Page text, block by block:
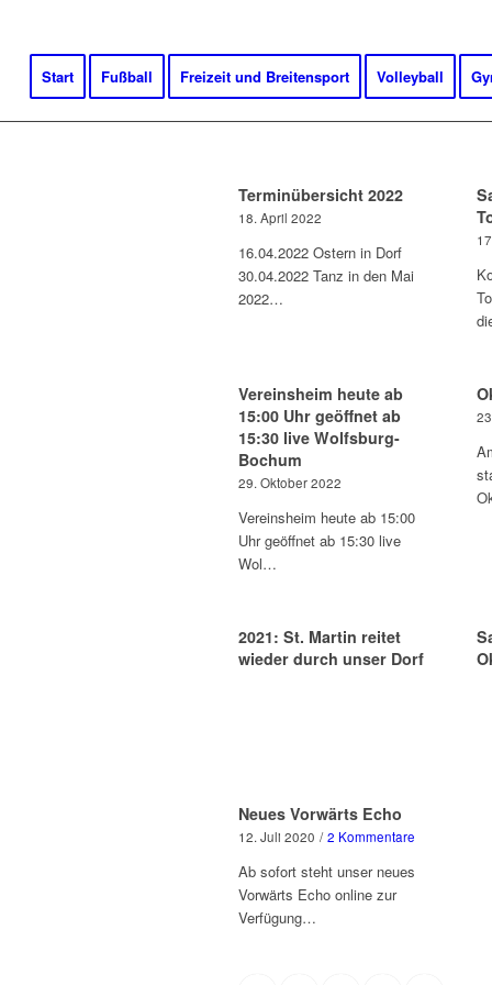
Start Fußball Freizeit und Breitensport Volleyball
Terminübersicht 2022
18. April 2022
16.04.2022 Ostern in Dorf
30.04.2022 Tanz in den Mai
2022…
Vereinsheim heute ab
15:00 Uhr geöffnet ab
15:30 live Wolfsburg-
Bochum
29. Oktober 2022
Vereinsheim heute ab 15:00
Uhr geöffnet ab 15:30 live
Wol…
2021: St. Martin reitet
wieder durch unser Dorf
Neues Vorwärts Echo
12. Juli 2020 / 2 Kommentare
Ab sofort steht unser neues
Vorwärts Echo online zur
Verfügung…